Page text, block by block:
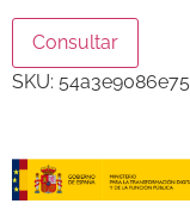
Consultar
SKU: 54a3e9086e75